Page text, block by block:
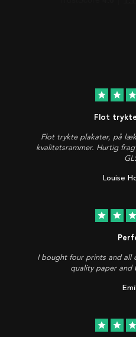
star star star
Flot
Flot trykte plakater, på
kvalitetsrammer. Hurtig
Louise
star star star
I bought four prints and all
quality paper and
star star star